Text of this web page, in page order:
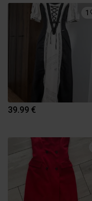
1
39.99 €